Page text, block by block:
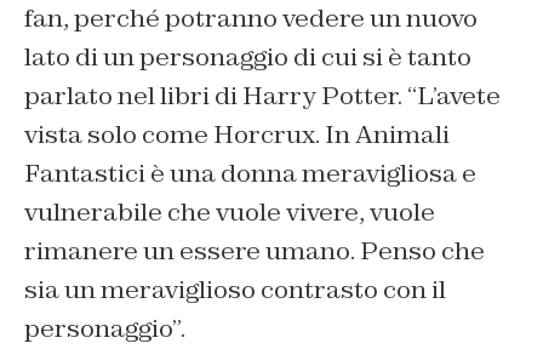
fan, perché potranno vedere un nuovo
lato di un personaggio di cui si è tanto
parlato nel libri di Harry Potter. “L’avete
vista solo come Horcrux. In Animali
Fantastici è una donna meravigliosa e
vulnerabile che vuole vivere, vuole
rimanere un essere umano. Penso che
sia un meraviglioso contrasto con il
personaggio”.